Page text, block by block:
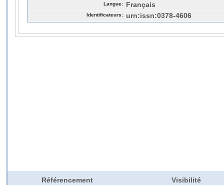
Langue: Français
Identificateurs: urn:issn:0378-4606
Référencement Visibilité